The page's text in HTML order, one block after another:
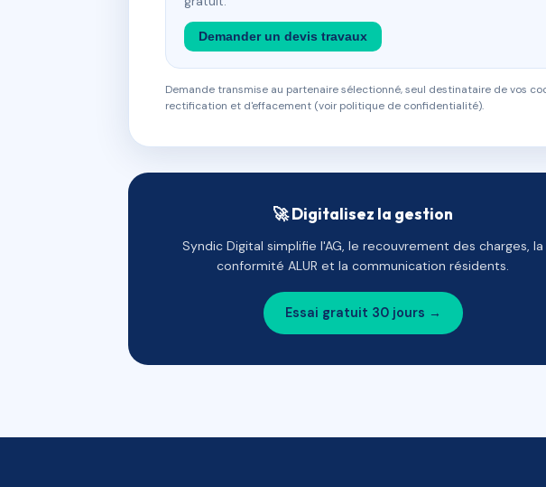
Demander un devis travaux
Demande transmise au partenaire sélectionné, seul destinataire de vos
rectification et d'effacement (voir politique de confidentialité).
🚀 Digitalisez la gestion
Syndic Digital simplifie l'AG, le recouvrement des charges, la
conformité ALUR et la communication résidents.
Essai gratuit 30 jours →